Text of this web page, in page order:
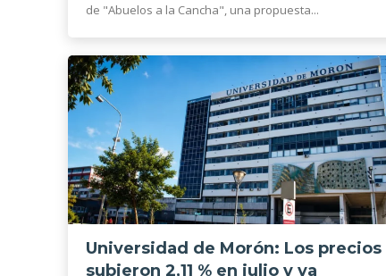
de "Abuelos a la Cancha", una propuesta...
Universidad de Morón: Los precios
subieron 2,11 % en julio y ya